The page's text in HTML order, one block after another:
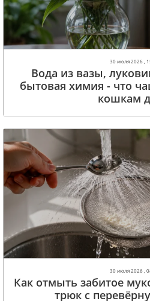
30 июля 2026 ,
Вода из вазы,
бытовая химия - что
кошкам
30 июля 2026 ,
Как отмыть забитое
трюк с